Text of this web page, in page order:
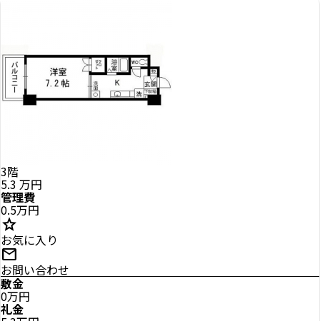
3階
5.3 万円
管理費
0.5万円
star
お気に入り
mail
お問い合わせ
敷金
0万円
礼金